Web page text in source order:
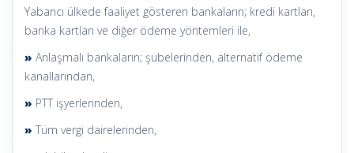
Yabancı ülkede faaliyet gösteren bankaların; kredi kartları,
banka kartları ve diğer ödeme yöntemleri ile,
» Anlaşmalı bankaların; şubelerinden, alternatif ödeme
kanallarından,
» PTT işyerlerinden,
» Tüm vergi dairelerinden,